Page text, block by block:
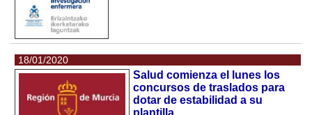
18/01/2020
Salud comienza el lunes los
concursos de traslados para
dotar de estabilidad a su
plantilla